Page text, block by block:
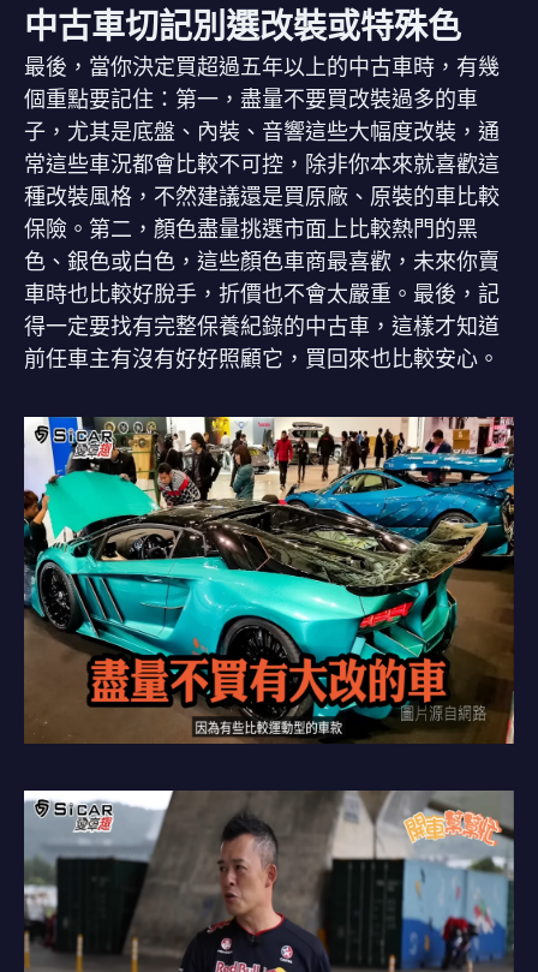
中古車切記別選改裝或特殊色
最後，當你決定買超過五年以上的中古車時，有幾
個重點要記住：第一，盡量不要買改裝過多的車
子，尤其是底盤、內裝、音響這些大幅度改裝，通
常這些車況都會比較不可控，除非你本來就喜歡這
種改裝風格，不然建議還是買原廠、原裝的車比較
保險。第二，顏色盡量挑選市面上比較熱門的黑
色、銀色或白色，這些顏色車商最喜歡，未來你賣
車時也比較好脫手，折價也不會太嚴重。最後，記
得一定要找有完整保養紀錄的中古車，這樣才知道
前任車主有沒有好好照顧它，買回來也比較安心。